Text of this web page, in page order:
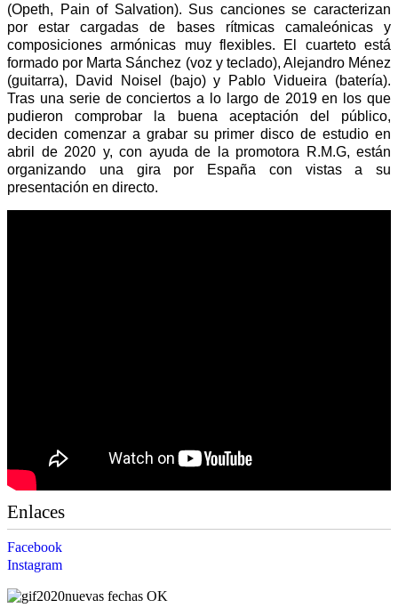
(Opeth, Pain of Salvation). Sus canciones se caracterizan
por estar cargadas de bases rítmicas camaleónicas y
composiciones armónicas muy flexibles. El cuarteto está
formado por Marta Sánchez (voz y teclado), Alejandro Ménez
(guitarra), David Noisel (bajo) y Pablo Vidueira (batería).
Tras una serie de conciertos a lo largo de 2019 en los que
pudieron comprobar la buena aceptación del público,
deciden comenzar a grabar su primer disco de estudio en
abril de 2020 y, con ayuda de la promotora R.M.G, están
organizando una gira por España con vistas a su
presentación en directo.
Enlaces
Facebook
Instagram